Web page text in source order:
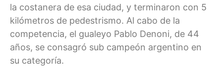
la costanera de esa ciudad, y terminaron con 5
kilómetros de pedestrismo. Al cabo de la
competencia, el gualeyo Pablo Denoni, de 44
años, se consagró sub campeón argentino en
su categoría.